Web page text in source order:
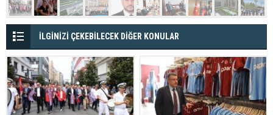
İLGİNİZİ ÇEKEBİLECEK DİĞER KONULAR